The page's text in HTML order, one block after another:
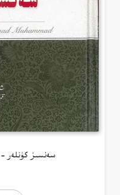
سەنسىز كۈنلەر